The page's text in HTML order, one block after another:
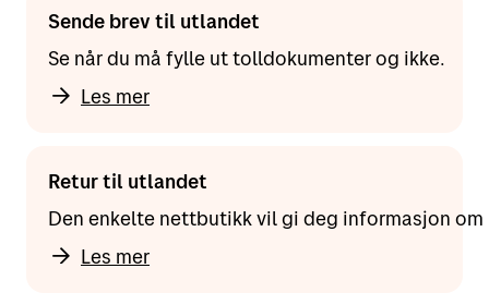
Sende brev til utlandet
Se når du må fylle ut tolldokumenter og ikke.
Les mer
Retur til utlandet
Den enkelte nettbutikk vil gi deg informasjon om
Les mer